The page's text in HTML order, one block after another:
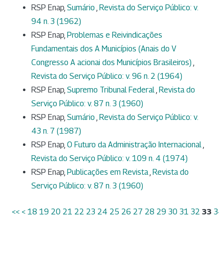
RSP Enap, Sumário , Revista do Serviço Público: v.
94 n. 3 (1962)
RSP Enap, Problemas e Reivindicações
Fundamentais dos A Municípios (Anais do V
Congresso A acionai dos Municípios Brasileiros) ,
Revista do Serviço Público: v. 96 n. 2 (1964)
RSP Enap, Supremo Tribunal Federal, Revista do
Serviço Público: v. 87 n. 3 (1960)
RSP Enap, Sumário , Revista do Serviço Público: v.
43 n. 7 (1987)
RSP Enap, O Futuro da Administração Internacional,
Revista do Serviço Público: v. 109 n. 4 (1974)
RSP Enap, Publicações em Revista, Revista do
Serviço Público: v. 87 n. 3 (1960)
<< < 18 19 20 21 22 23 24 25 26 27 28 29 30 31 32 33